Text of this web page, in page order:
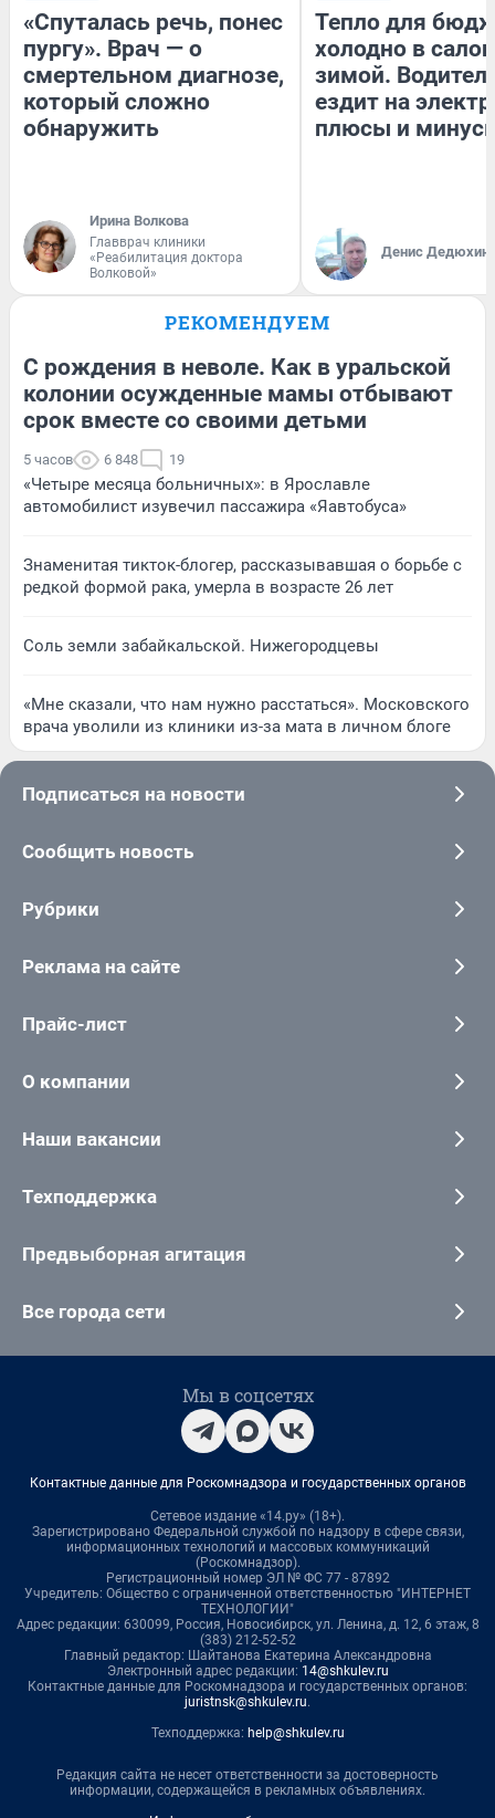
«Спуталась речь, понес
пургу». Врач — о
смертельном диагнозе,
который сложно
обнаружить
Ирина Волкова
Главврач клиники
«Реабилитация доктора
Волковой»
Тепло для
холодно в
зимой.
ездит на
плюсы и
Денис Дедюхин
РЕКОМЕНДУЕМ
С рождения в неволе. Как в уральской
колонии осужденные мамы отбывают
срок вместе со своими детьми
5 часов 6 848 19
«Четыре месяца больничных»: в Ярославле
автомобилист изувечил пассажира «Яавтобуса»
Знаменитая тикток-блогер, рассказывавшая о борьбе с
редкой формой рака, умерла в возрасте 26 лет
Соль земли забайкальской. Нижегородцевы
«Мне сказали, что нам нужно расстаться». Московского
врача уволили из клиники из-за мата в личном блоге
Подписаться на новости
Сообщить новость
Рубрики
Реклама на сайте
Прайс-лист
О компании
Наши вакансии
Техподдержка
Предвыборная агитация
Все города сети
Мы в соцсетях
Контактные данные для Роскомнадзора и государственных органов
Сетевое издание «14.ру» (18+).
Зарегистрировано Федеральной службой по надзору в сфере связи,
информационных технологий и массовых коммуникаций
(Роскомнадзор).
Регистрационный номер ЭЛ № ФС 77 - 87892
Учредитель: Общество с ограниченной ответственностью "ИНТЕРНЕТ
ТЕХНОЛОГИИ"
Адрес редакции: 630099, Россия, Новосибирск, ул. Ленина, д. 12, 6 этаж, 8
(383) 212-52-52
Главный редактор: Шайтанова Екатерина Александровна
Электронный адрес редакции: 14@shkulev.ru
Контактные данные для Роскомнадзора и государственных органов:
juristnsk@shkulev.ru.
Техподдержка: help@shkulev.ru
Редакция сайта не несет ответственности за достоверность
информации, содержащейся в рекламных объявлениях.